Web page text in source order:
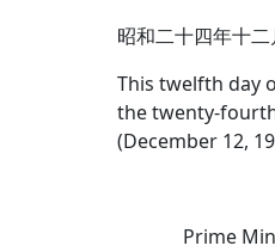
昭和二十四年十二
This twelfth day
the twenty-
(December 12,
Prime